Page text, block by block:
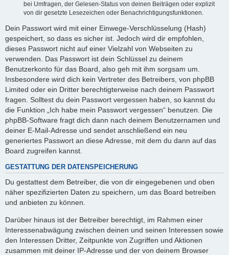
bei Umfragen, der Gelesen-Status von deinen Beiträgen oder explizit
von dir gesetzte Lesezeichen oder Benachrichtigungsfunktionen.
Dein Passwort wird mit einer Einwege-Verschlüsselung (Hash)
gespeichert, so dass es sicher ist. Jedoch wird dir empfohlen,
dieses Passwort nicht auf einer Vielzahl von Webseiten zu
verwenden. Das Passwort ist dein Schlüssel zu deinem
Benutzerkonto für das Board, also geh mit ihm sorgsam um.
Insbesondere wird dich kein Vertreter des Betreibers, von phpBB
Limited oder ein Dritter berechtigterweise nach deinem Passwort
fragen. Solltest du dein Passwort vergessen haben, so kannst du
die Funktion „Ich habe mein Passwort vergessen“ benutzen. Die
phpBB-Software fragt dich dann nach deinem Benutzernamen und
deiner E-Mail-Adresse und sendet anschließend ein neu
generiertes Passwort an diese Adresse, mit dem du dann auf das
Board zugreifen kannst.
GESTATTUNG DER DATENSPEICHERUNG
Du gestattest dem Betreiber, die von dir eingegebenen und oben
näher spezifizierten Daten zu speichern, um das Board betreiben
und anbieten zu können.
Darüber hinaus ist der Betreiber berechtigt, im Rahmen einer
Interessenabwägung zwischen deinen und seinen Interessen sowie
den Interessen Dritter, Zeitpunkte von Zugriffen und Aktionen
zusammen mit deiner IP-Adresse und der von deinem Browser